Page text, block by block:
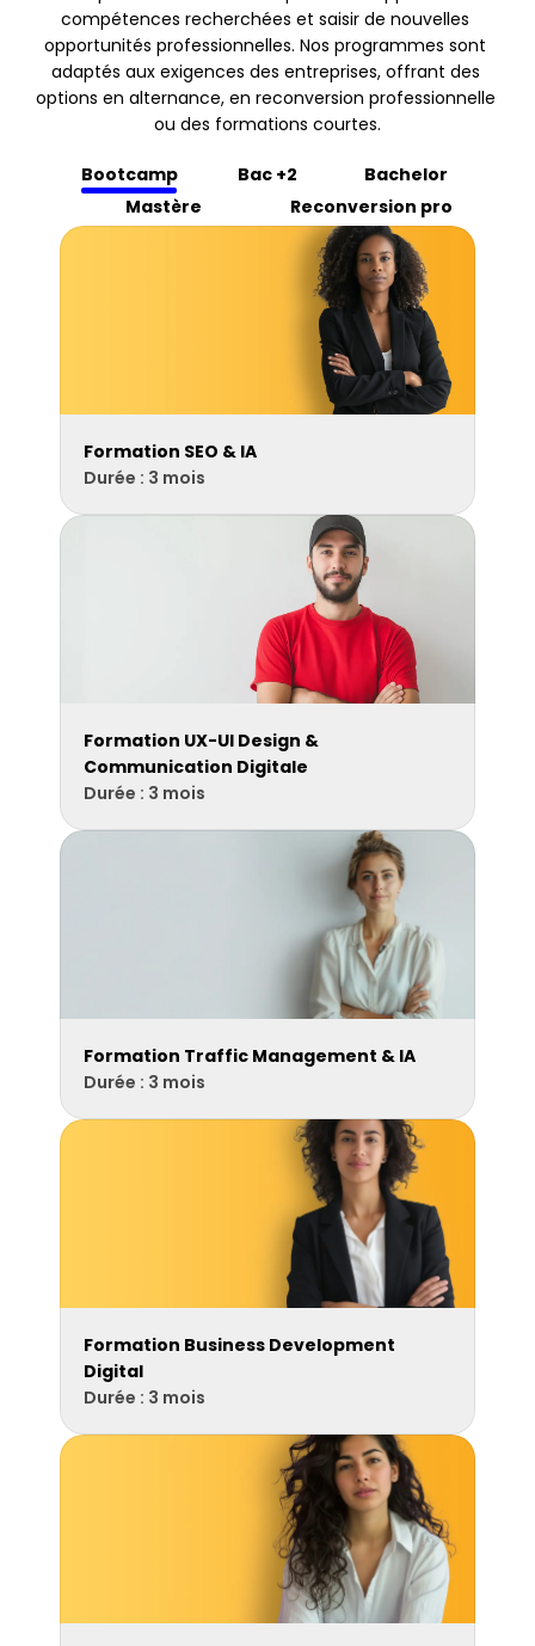
compétences recherchées et saisir de nouvelles
opportunités professionnelles. Nos programmes sont
adaptés aux exigences des entreprises, offrant des
options en alternance, en reconversion professionnelle
ou des formations courtes.
Bootcamp Bac +2
Bachelor
Mastère
Reconversion pro
Formation SEO & IA
Durée : 3 mois
Formation UX-UI Design &
Communication Digitale
Durée : 3 mois
Formation Traffic Management & IA
Durée : 3 mois
Formation Business Development
Digital
Durée : 3 mois